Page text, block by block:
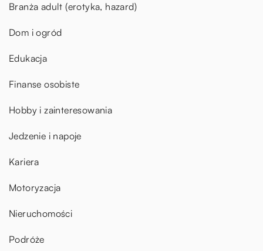
Branża adult (erotyka, hazard)
Dom i ogród
Edukacja
Finanse osobiste
Hobby i zainteresowania
Jedzenie i napoje
Kariera
Motoryzacja
Nieruchomości
Podróże